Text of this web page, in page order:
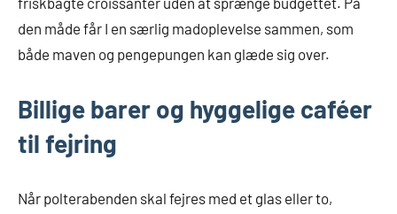
den måde får I en særlig madoplevelse sammen, som
både maven og pengepungen kan glæde sig over.
Billige barer og hyggelige caféer
til fejring
Når polterabenden skal fejres med et glas eller to,